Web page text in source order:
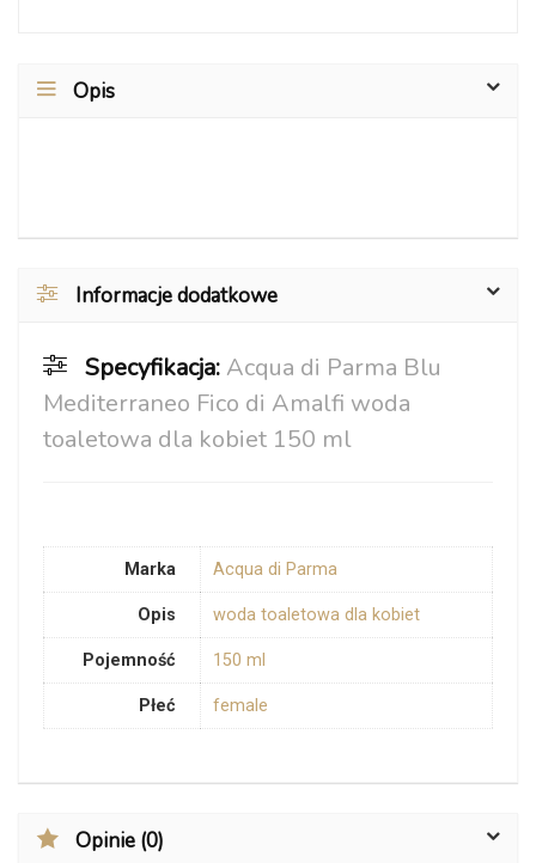
Opis
Informacje dodatkowe
Specyfikacja: Acqua di Parma Blu
Mediterraneo Fico di Amalfi woda
toaletowa dla kobiet 150 ml
Marka Acqua di Parma
Opis woda toaletowa dla kobiet
Pojemność 150 ml
Płeć female
Opinie (0)